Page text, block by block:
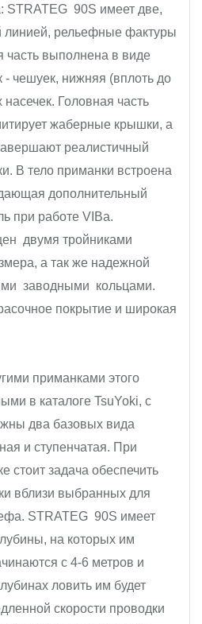
STRATEG 90S имеет две,
линией, рельефные фактуры
часть выполнена в виде
- чешуек, нижняя (вплоть до
Головная часть
жаберные крышки, а
реалистичный
В тело приманки встроена
дополнительный
при работе VIBа.
двумя тройниками
а так же надежной
заводными кольцами.
покрытие и широкая
приманками этого
в каталоге TsuYoki, с
два базовых вида
и ступенчатая. При
стоит задача обеспечить
вблизи выбранных для
STRATEG 90S имеет
на которых им
с 4-6 метров и
ловить им будет
скорости проводки